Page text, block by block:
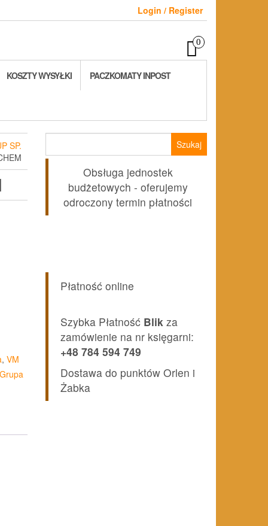
Login / Register
0
KOSZTY WYSYŁKI PACZKOMATY INPOST
SP.
, VM
Obsługa jednostek
budżetowych - oferujemy
odroczony termin płatności
Płatność online
Szybka Płatność Blik za
zamówienie na nr księgarni:
+48 784 594 749
Dostawa do punktów Orlen i
Żabka